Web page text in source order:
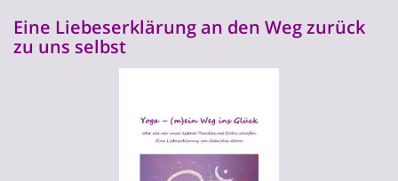
Eine Liebeserklärung an den Weg zurück
zu uns selbst